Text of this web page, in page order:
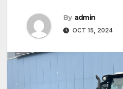
By admin
OCT 15, 2024